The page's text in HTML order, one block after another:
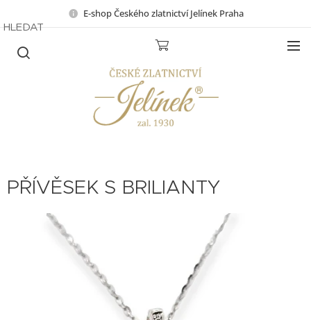
E-shop Českého zlatnictví Jelínek Praha
HLEDAT
PŘÍVĚSEK S BRILIANTY